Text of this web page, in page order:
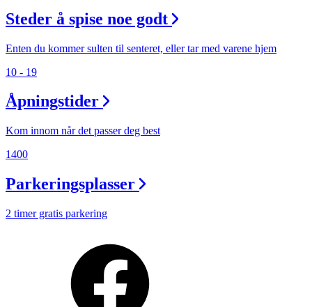
Steder å spise noe godt
Enten du kommer sulten til senteret, eller tar med varene hjem
10 - 19
Åpningstider
Kom innom når det passer deg best
1400
Parkeringsplasser
2 timer gratis parkering